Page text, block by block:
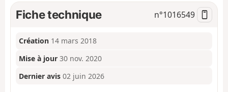
i
Fiche technique n°1016549
Création 14 mars 2018
Mise à jour 30 nov. 2020
Dernier avis 02 juin 2026